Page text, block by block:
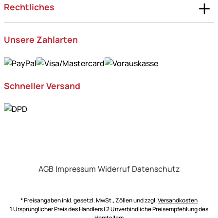
Rechtliches
Unsere Zahlarten
Schneller Versand
AGB Impressum Widerruf Datenschutz
* Preisangaben inkl. gesetzl. MwSt., Zöllen und zzgl.Versandkosten
1 Ursprünglicher Preis des Händlers | 2 Unverbindliche Preisempfehlung des